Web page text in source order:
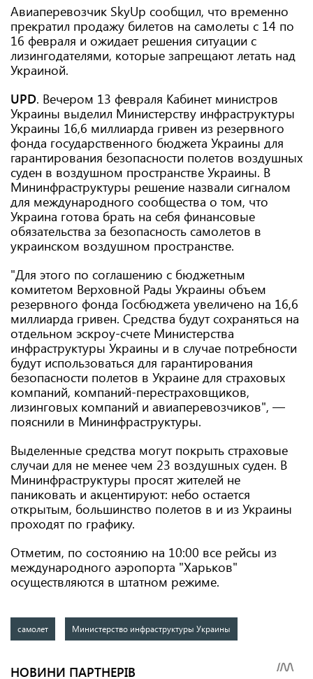
Авиаперевозчик SkyUp сообщил, что временно
прекратил продажу билетов на самолеты с 14 по
16 февраля и ожидает решения ситуации с
лизингодателями, которые запрещают летать над
Украиной.
UPD. Вечером 13 февраля Кабинет министров
Украины выделил Министерству инфраструктуры
Украины 16,6 миллиарда гривен из резервного
фонда государственного бюджета Украины для
гарантирования безопасности полетов воздушных
суден в воздушном пространстве Украины. В
Мининфраструктуры решение назвали сигналом
для международного сообщества о том, что
Украина готова брать на себя финансовые
обязательства за безопасность самолетов в
украинском воздушном пространстве.
"Для этого по соглашению с бюджетным
комитетом Верховной Рады Украины объем
резервного фонда Госбюджета увеличено на 16,6
миллиарда гривен. Средства будут сохраняться на
отдельном эскроу-счете Министерства
инфраструктуры Украины и в случае потребности
будут использоваться для гарантирования
безопасности полетов в Украине для страховых
компаний, компаний-перестраховщиков,
лизинговых компаний и авиаперевозчиков", —
пояснили в Мининфраструктуры.
Выделенные средства могут покрыть страховые
случаи для не менее чем 23 воздушных суден. В
Мининфраструктуры просят жителей не
паниковать и акцентируют: небо остается
открытым, большинство полетов в и из Украины
проходят по графику.
Отметим, по состоянию на 10:00 все рейсы из
международного аэропорта "Харьков"
осуществляются в штатном режиме.
самолет Министерство инфраструктуры Украины